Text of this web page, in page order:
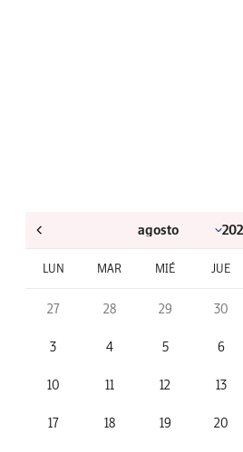
LUN MAR MIÉ JUE
27 28 29 30
3 4 5 6
10 11 12 13
17 18 19 20